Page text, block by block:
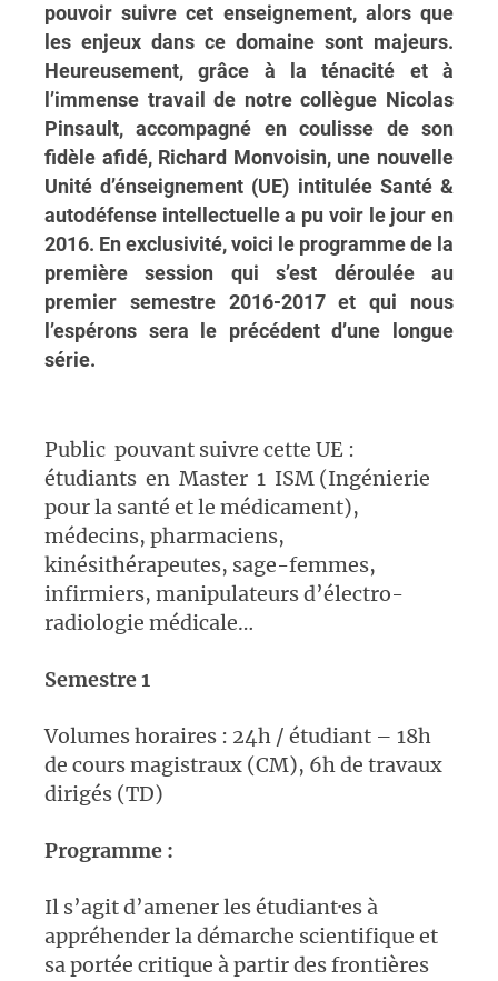
pouvoir suivre cet enseignement, alors que
les enjeux dans ce domaine sont majeurs.
Heureusement, grâce à la ténacité et à
l’immense travail de notre collègue Nicolas
Pinsault, accompagné en coulisse de son
fidèle afidé, Richard Monvoisin, une nouvelle
Unité d’énseignement (UE) intitulée Santé &
autodéfense intellectuelle a pu voir le jour en
2016. En exclusivité, voici le programme de la
première session qui s’est déroulée au
premier semestre 2016-2017 et qui nous
l’espérons sera le précédent d’une longue
série.
Public pouvant suivre cette UE :
étudiants en Master 1 ISM (Ingénierie
pour la santé et le médicament),
médecins, pharmaciens,
kinésithérapeutes, sage-femmes,
infirmiers, manipulateurs d’électro-
radiologie médicale…
Semestre 1
Volumes horaires : 24h / étudiant – 18h
de cours magistraux (CM), 6h de travaux
dirigés (TD)
Programme :
Il s’agit d’amener les étudiant·es à
appréhender la démarche scientifique et
sa portée critique à partir des frontières